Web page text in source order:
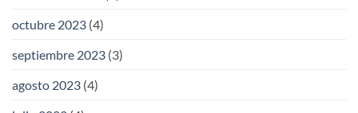
octubre 2023 (4)
septiembre 2023 (3)
agosto 2023 (4)